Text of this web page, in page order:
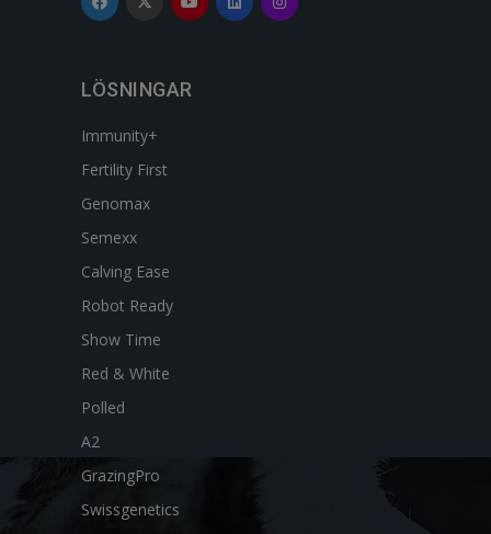
LÖSNINGAR
Immunity+
Fertility First
Genomax
Semexx
Calving Ease
Robot Ready
Show Time
Red & White
Polled
A2
GrazingPro
Swissgenetics